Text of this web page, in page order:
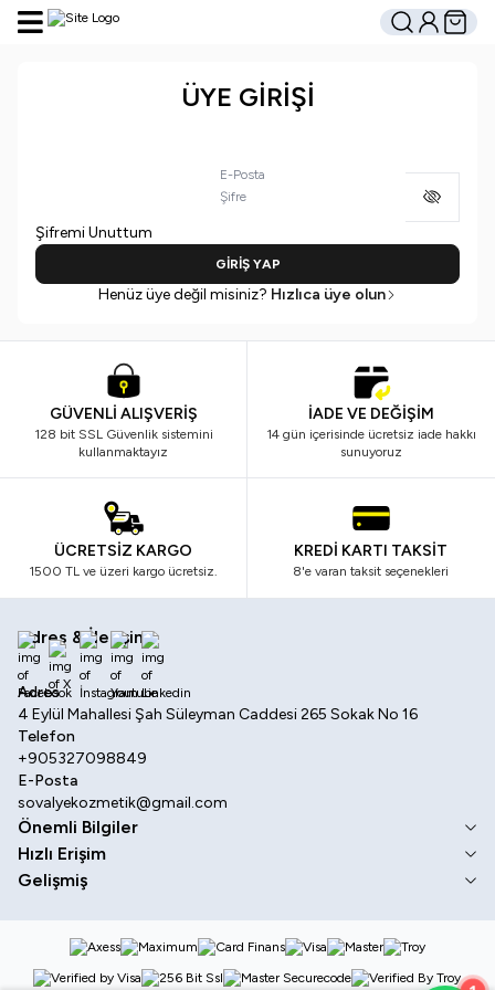
Hesabım
Sepetim
ÜYE GİRİŞİ
E-Posta
Şifre
Şifremi Unuttum
GİRİŞ YAP
Henüz üye değil misiniz? Hızlıca üye olun
GÜVENLİ ALIŞVERİŞ
128 bit SSL Güvenlik sistemini
kullanmaktayız
İADE VE DEĞİŞİM
14 gün içerisinde ücretsiz iade hakkı
sunuyoruz
ÜCRETSİZ KARGO
1500 TL ve üzeri kargo ücretsiz.
KREDİ KARTI TAKSİT
8'e varan taksit seçenekleri
Adres & İletişim
Adres
4 Eylül Mahallesi Şah Süleyman Caddesi 265 Sokak No 16
Telefon
+905327098849
E-Posta
sovalyekozmetik@gmail.com
Facebook
X İnstagram
Youtube
Önemli Bilgiler
Hızlı Erişim
Gelişmiş